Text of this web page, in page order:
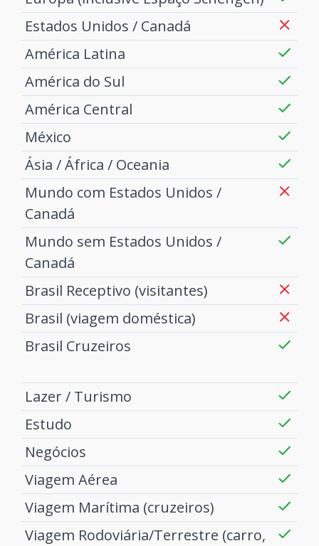
Estados Unidos / Canadá
América Latina
América do Sul
América Central
México
Ásia / África / Oceania
Mundo com Estados Unidos /
Canadá
Mundo sem Estados Unidos /
Canadá
Brasil Receptivo (visitantes)
Brasil (viagem doméstica)
Brasil Cruzeiros
Lazer / Turismo
Estudo
Negócios
Viagem Aérea
Viagem Marítima (cruzeiros)
Viagem Rodoviária/Terrestre (carro,